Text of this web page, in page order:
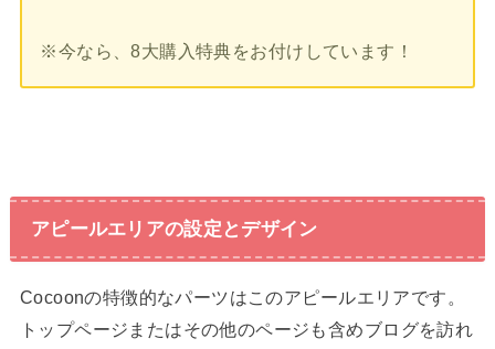
※今なら、8大購入特典をお付けしています！
アピールエリアの設定とデザイン
Cocoonの特徴的なパーツはこのアピールエリアです。
トップページまたはその他のページも含めブログを訪れ